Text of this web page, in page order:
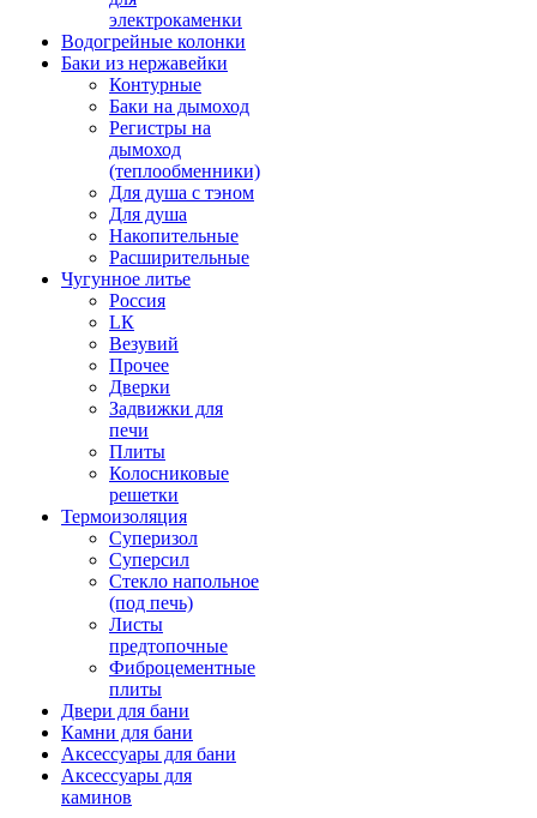
электрокаменки
Водогрейные колонки
Баки из нержавейки
Контурные
Баки на дымоход
Регистры на
дымоход
(теплообменники)
Для душа с тэном
Для душа
Накопительные
Расширительные
Чугунное литье
Россия
LК
Везувий
Прочее
Дверки
Задвижки для
печи
Плиты
Колосниковые
решетки
Термоизоляция
Суперизол
Суперсил
Стекло напольное
(под печь)
Листы
предтопочные
Фиброцементные
плиты
Двери для бани
Камни для бани
Аксессуары для бани
Аксессуары для
каминов